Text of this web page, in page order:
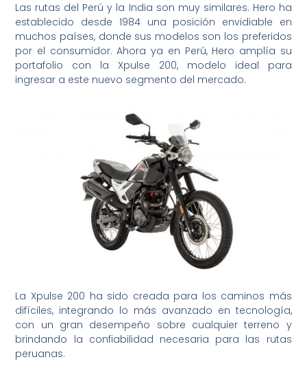
Las rutas del Perú y la India son muy similares. Hero ha
establecido desde 1984 una posición envidiable en
muchos países, donde sus modelos son los preferidos
por el consumidor. Ahora ya en Perú, Hero amplía su
portafolio con la Xpulse 200, modelo ideal para
ingresar a este nuevo segmento del mercado.
La Xpulse 200 ha sido creada para los caminos más
difíciles, integrando lo más avanzado en tecnología,
con un gran desempeño sobre cualquier terreno y
brindando la confiabilidad necesaria para las rutas
peruanas.